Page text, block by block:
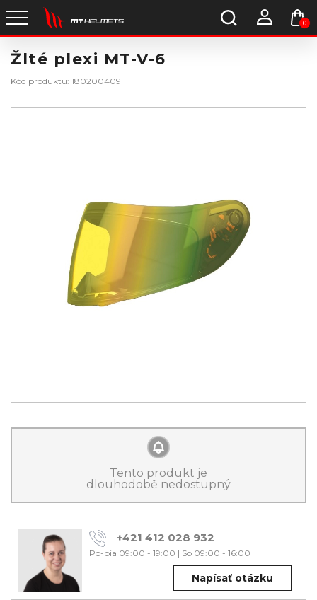
0
Žlté plexi MT-V-6
Kód produktu: 180200409
Tento produkt je
dlouhodobě nedostupný
+421 412 028 932
Po-pia 09:00 - 19:00 | So 09:00 - 16:00
Napísať otázku